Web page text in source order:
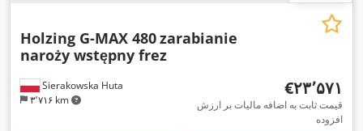
Sierakowska Huta
۳٬۷۱۶ km
Holzing G-MAX 480zarabianie
naroży wstępny frez
‎€۲۳٬۵۷۱
قیمت ثابت به اضافه مالیات بر ارزش
افزوده